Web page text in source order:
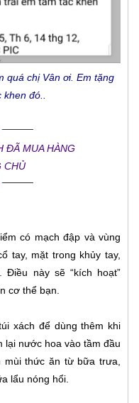
quá chị Vân ơi. Em tặng
đó..
ĐÃ MUA HÀNG
CHỦ
có mạch đập và vùng
tay, mặt trong khủy tay,
này sẽ “kích hoạt”
cơ thể bạn.
xách để dùng thêm khi
lại nước hoa vào tầm đầu
thức ăn từ bữa trưa,
lẩu nóng hổi.